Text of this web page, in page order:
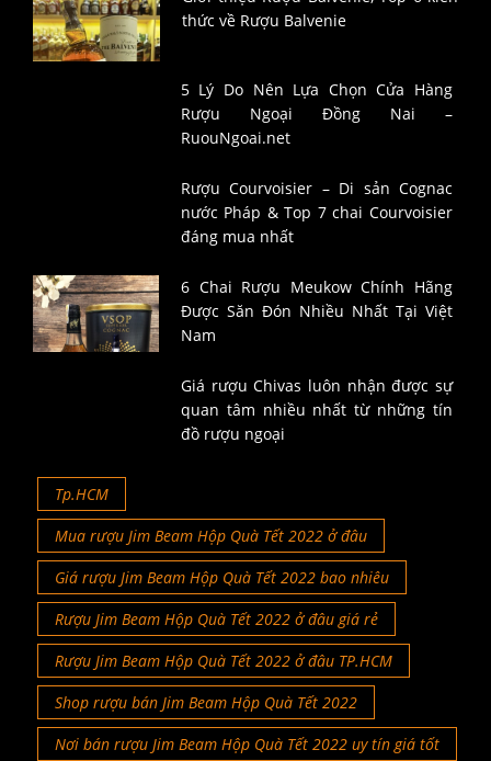
thức về Rượu Balvenie
5 Lý Do Nên Lựa Chọn Cửa Hàng
Rượu Ngoại Đồng Nai –
RuouNgoai.net
Rượu Courvoisier – Di sản Cognac
nước Pháp & Top 7 chai Courvoisier
đáng mua nhất
6 Chai Rượu Meukow Chính Hãng
Được Săn Đón Nhiều Nhất Tại Việt
Nam
Giá rượu Chivas luôn nhận được sự
quan tâm nhiều nhất từ những tín
đồ rượu ngoại
Tp.HCM
Mua rượu Jim Beam Hộp Quà Tết 2022 ở đâu
Giá rượu Jim Beam Hộp Quà Tết 2022 bao nhiêu
Rượu Jim Beam Hộp Quà Tết 2022 ở đâu giá rẻ
Rượu Jim Beam Hộp Quà Tết 2022 ở đâu TP.HCM
Shop rượu bán Jim Beam Hộp Quà Tết 2022
Nơi bán rượu Jim Beam Hộp Quà Tết 2022 uy tín giá tốt